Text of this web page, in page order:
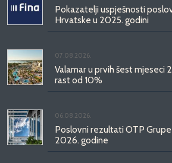
Pokazatelji uspješnosti
Hrvatske u 2025. godini
07.08.2026.
Valamar u prvih šest mjeseci
rast od 10%
06.08.2026.
Poslovni rezultati OTP
2026. godine